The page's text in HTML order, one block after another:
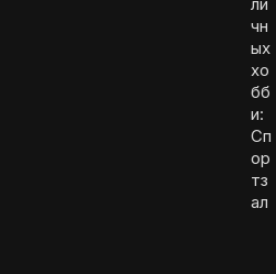
чн
ых
хо
бб
и:
Сп
ор
тз
ал